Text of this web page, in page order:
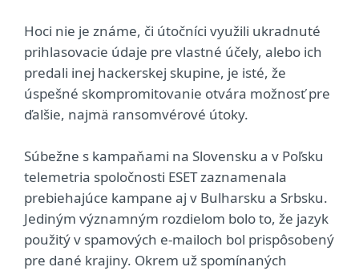
Hoci nie je známe, či útočníci využili ukradnuté
prihlasovacie údaje pre vlastné účely, alebo ich
predali inej hackerskej skupine, je isté, že
úspešné skompromitovanie otvára možnosť pre
ďalšie, najmä ransomvérové útoky.
Súbežne s kampaňami na Slovensku a v Poľsku
telemetria spoločnosti ESET zaznamenala
prebiehajúce kampane aj v Bulharsku a Srbsku.
Jediným významným rozdielom bolo to, že jazyk
použitý v spamových e-mailoch bol prispôsobený
pre dané krajiny. Okrem už spomínaných